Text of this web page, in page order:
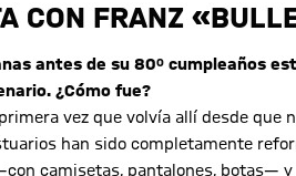
CON FRANZ
antes de su 80º cumpleaños
¿Cómo fue?
vez que volvía allí desde que
han sido completamente
camisetas, pantalones, botas—